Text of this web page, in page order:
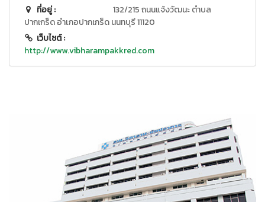
ที่อยู่ :
132/215 ถนนแจ้งวัฒนะ ตำบล
ปากเกร็ด อำเภอปากเกร็ด นนทบุรี 11120
เว็บไซต์ :
http://www.vibharampakkred.com